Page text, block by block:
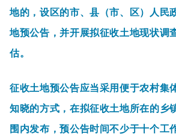
地的，设区的市、县（市、区）人民
地预公告，并开展拟征收土地现状调
估。
征收土地预公告应当采用便于农村集
知晓的方式，在拟征收土地所在的乡
围内发布，预公告时间不少于十个工